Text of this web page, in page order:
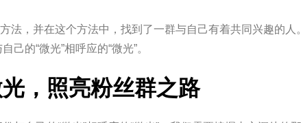
法，并在这个方法中，找到了一群与自己有着共同兴趣的人
的“微光”相呼应的“微光”。
，照亮粉丝群之路